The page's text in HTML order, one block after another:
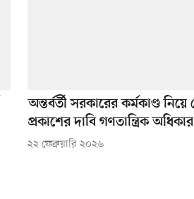
অন্তর্বর্তী সরকারের কর্মকাণ্ড নিয়ে
প্রকাশের দাবি গণতান্ত্রিক
২২ ফেব্রুয়ারি ২০২৬